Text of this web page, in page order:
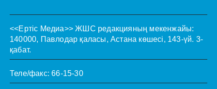
<<Ертіс Медиа>> ЖШС редакцияның мекенжайы:
140000, Павлодар қаласы, Астана көшесі, 143-үй. 3-
қабат.
Теле/факс: 66-15-30